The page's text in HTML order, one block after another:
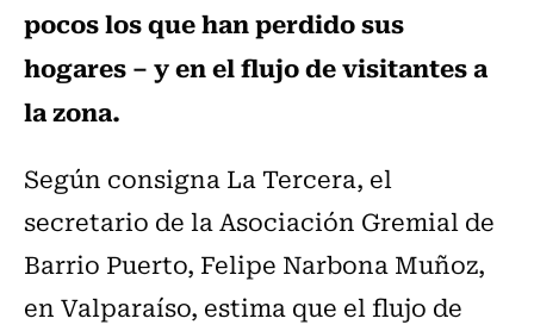
pocos los que han perdido sus
hogares – y en el flujo de visitantes a
la zona.
Según consigna La Tercera, el
secretario de la Asociación Gremial de
Barrio Puerto, Felipe Narbona Muñoz,
en Valparaíso, estima que el flujo de